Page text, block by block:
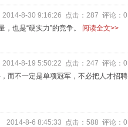
2014-8-30 9:16:26 点击：287 评论：0
也是“硬实力”的竞争。
阅读全文>>
2014-8-19 5:50:22 点击：247 评论：0
而不一定是单项冠军，不必把人才招聘
2014-8-6 8:45:33 点击：588 评论：0